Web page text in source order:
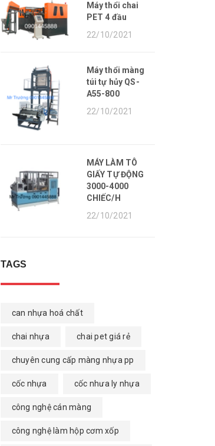
Máy thổi chai
PET 4 đầu
22/10/2021
Máy thổi màng
túi tự hủy QS-
A55-800
22/10/2021
MÁY LÀM TÔ
GIẤY TỰ ĐỘNG
3000-4000
CHIẾC/H
22/10/2021
TAGS
can nhựa hoá chất
chai nhựa chai pet giá rẻ
chuyên cung cấp màng nhựa pp
cốc nhựa cốc nhưa ly nhựa
công nghệ cán màng
công nghệ làm hộp cơm xốp